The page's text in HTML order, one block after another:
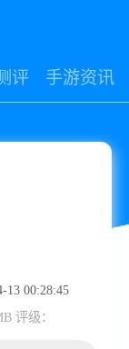
评 手游资讯
13 00:28:45
评级：